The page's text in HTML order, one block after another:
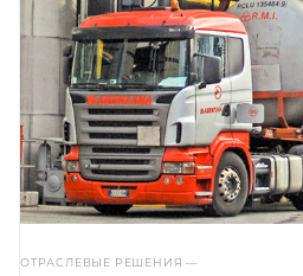
ОТРАСЛЕВЫЕ РЕШЕНИЯ—